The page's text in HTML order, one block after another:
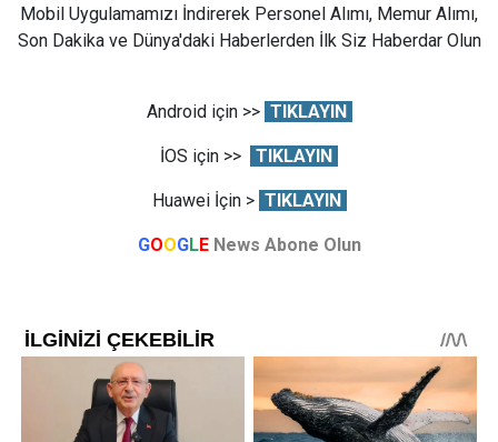
Mobil Uygulamamızı İndirerek Personel Alımı, Memur Alımı,
Son Dakika ve Dünya'daki Haberlerden İlk Siz Haberdar Olun
Android için >> TIKLAYIN
İOS için >> TIKLAYIN
Huawei İçin > TIKLAYIN
GOOGLE News Abone Olun